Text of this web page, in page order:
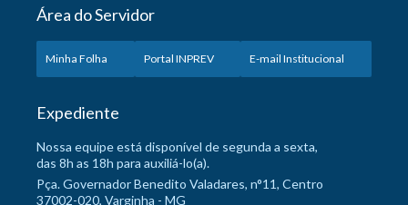
Área do Servidor
Minha Folha Portal INPREV E-mail Institucional
Expediente
Nossa equipe está disponível de segunda a sexta,
das 8h as 18h para auxiliá-lo(a).
Pça. Governador Benedito Valadares, n°11, Centro
37002-020, Varginha - MG